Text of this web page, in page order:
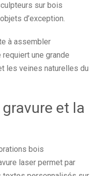
sur bois
d’exception.
à assembler
une grande
les veines naturelles du
et la
bois
laser permet par